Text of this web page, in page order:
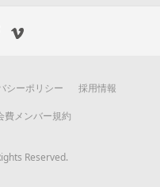
シーポリシー 採用情報
費メンバー規約
Reserved.